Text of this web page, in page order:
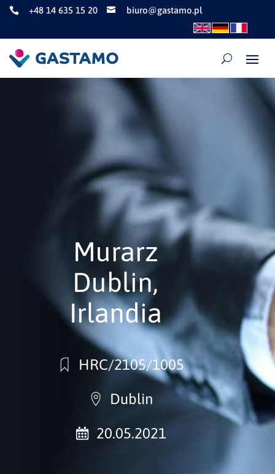
 +48 14 635 15 20  biuro@gastamo.pl
Murarz
Dublin,
Irlandia
HRC/2105/1005
Dublin
20.05.2021